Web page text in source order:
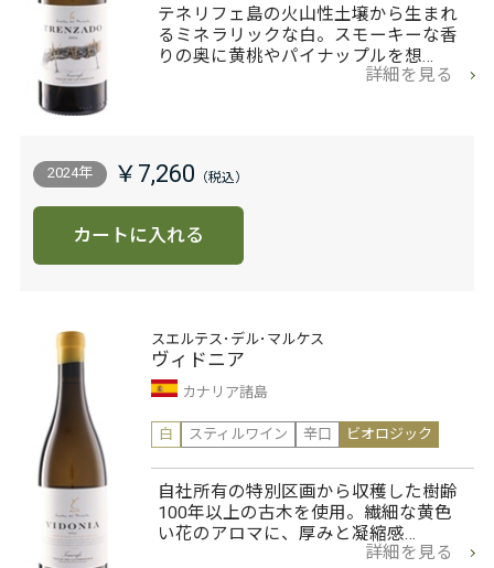
テネリフェ島の火山性土壌から生まれ
るミネラリックな白。スモーキーな香
りの奥に黄桃やパイナップルを想…
詳細を見る
2024年 ￥7,260
カートに入れる
スエルテス･デル･マルケス
ヴィドニア
カナリア諸島
白
スティルワイン 辛口 ビオロジック
自社所有の特別区画から収穫した樹齢
100年以上の古木を使用。繊細な黄色
い花のアロマに、厚みと凝縮感…
詳細を見る